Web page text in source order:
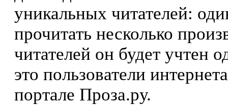
уникальных читателей:
прочитать несколько
читателей он будет учтен
это пользователи
портале Проза.ру.